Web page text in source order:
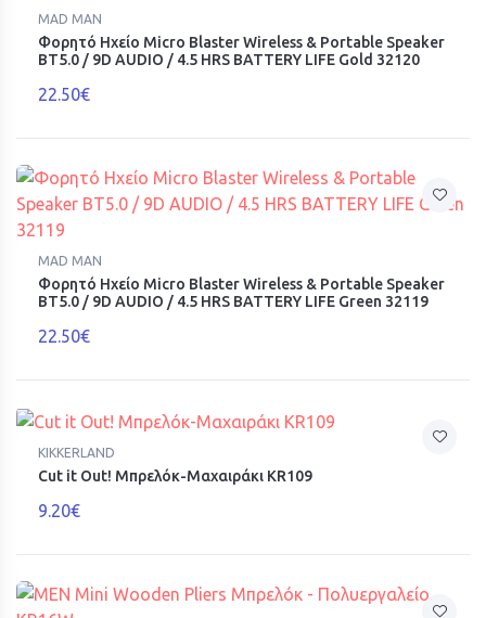
MAD MAN
Φορητό Ηχείο Micro Blaster Wireless & Portable Speaker
BT5.0 / 9D AUDIO / 4.5 HRS BATTERY LIFE Gold 32120
22.50€
MAD MAN
Φορητό Ηχείο Micro Blaster Wireless & Portable Speaker
BT5.0 / 9D AUDIO / 4.5 HRS BATTERY LIFE Green 32119
22.50€
KIKKERLAND
Cut it Out! Μπρελόκ-Μαχαιράκι KR109
9.20€